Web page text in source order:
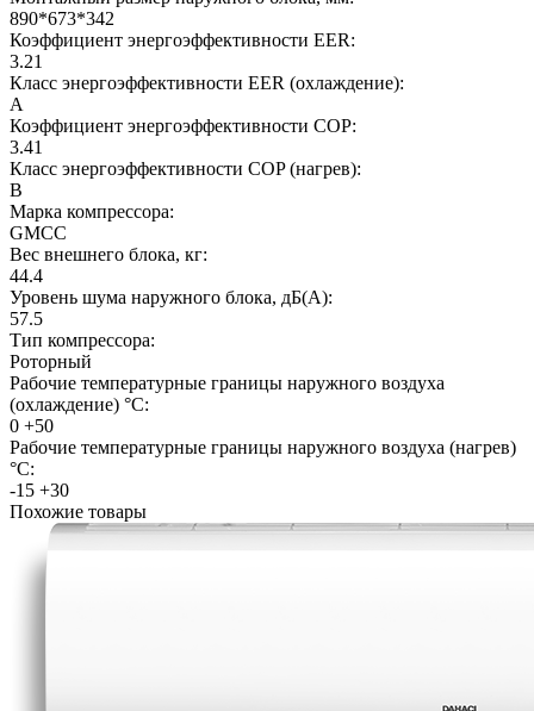
890*673*342
Коэффициент энергоэффективности EER:
3.21
Класс энергоэффективности EER (охлаждение):
A
Коэффициент энергоэффективности COP:
3.41
Класс энергоэффективности COP (нагрев):
B
Марка компрессора:
GMCC
Вес внешнего блока, кг:
44.4
Уровень шума наружного блока, дБ(А):
57.5
Тип компрессора:
Роторный
Рабочие температурные границы наружного воздуха
(охлаждение) °C:
0 +50
Рабочие температурные границы наружного воздуха (нагрев)
°C:
-15 +30
Похожие товары